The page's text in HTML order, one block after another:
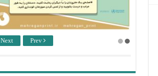
Next Prev